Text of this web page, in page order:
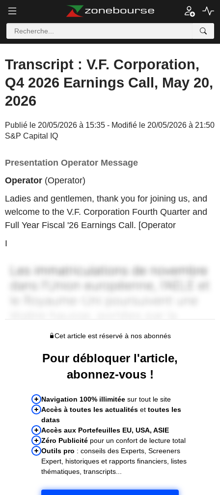
Transcript : V.F. Corporation,
Q4 2026 Earnings Call, May 20,
2026
Publié le 20/05/2026 à 15:35 - Modifié le 20/05/2026 à 21:50
S&P Capital IQ
Presentation Operator Message
Operator (Operator)
Ladies and gentlemen, thank you for joining us, and
welcome to the V.F. Corporation Fourth Quarter and
Full Year Fiscal '26 Earnings Call. [Operator
I
Cet article est réservé à nos abonnés
Pour débloquer l'article,
abonnez-vous !
Navigation 100% illimitée sur tout le site
Accès à toutes les actualités et toutes les
datas
Accès aux Portefeuilles EU, USA, ASIE
Zéro Publicité pour un confort de lecture total
Outils pro : conseils des Experts, Screeners
Expert, historiques et rapports financiers, listes
thématiques, transcripts...